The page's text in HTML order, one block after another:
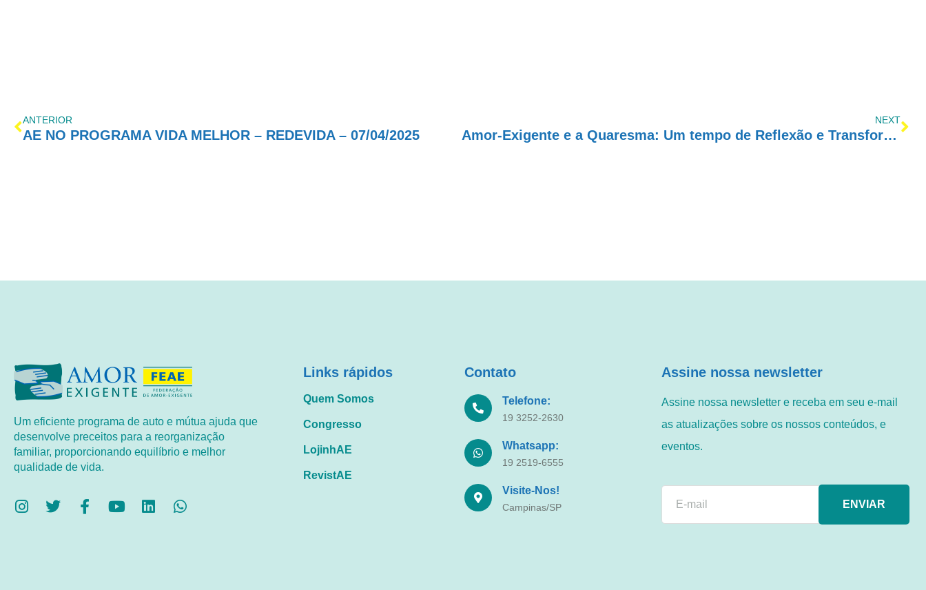
ANTERIOR
AE NO PROGRAMA VIDA MELHOR – REDEVIDA – 07/04/2025
NEXT
Amor-Exigente e a Quaresma: Um tempo de Reflexão e Transformação
Um eficiente programa de auto e mútua ajuda que
desenvolve preceitos para a reorganização
familiar, proporcionando equilíbrio e melhor
qualidade de vida.
Links rápidos
Quem Somos
Congresso
LojinhAE
RevistAE
Contato
Telefone:
19 3252-2630
Whatsapp:
19 2519-6555
Visite-Nos!
Campinas/SP
Assine nossa newsletter
Assine nossa newsletter e receba em seu e-mail
as atualizações sobre os nossos conteúdos, e
eventos.
ENVIAR